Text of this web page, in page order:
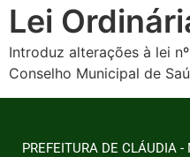
Lei
Introduz alterações à lei
Conselho Municipal de
PREFEITURA DE CLÁUDIA -